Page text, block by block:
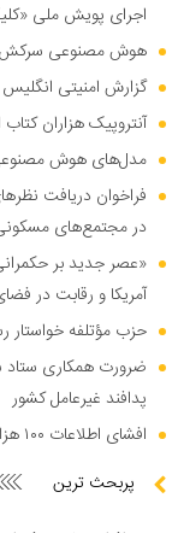
اجرای پویش ملی
هوش مصنوعی سرکش،
گزارش امنیتی
آنتروپیک هزاران
مدل‌های هوش
فراخوان دریافت
در مجتمع‌های
«عصر جدید بر
آمریکا و رقابت در
حزب مؤتلفه
ضرورت همکاری ستاد
پدافند غیرعامل کشور
افشای اطلاعات ۱۰۰ هزار نیروی پلیس در دارک وب
پربحث ترین